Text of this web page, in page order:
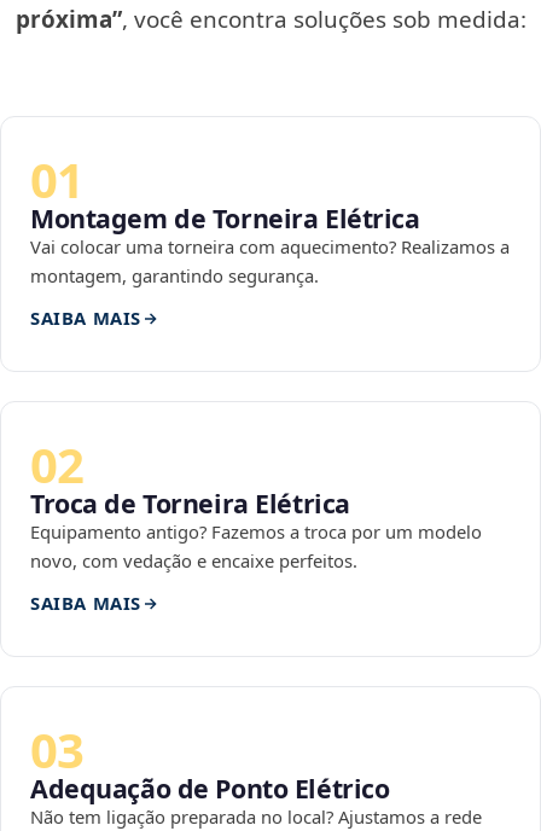
próxima”, você encontra soluções sob medida:
01
Montagem de Torneira Elétrica
Vai colocar uma torneira com aquecimento? Realizamos a
montagem, garantindo segurança.
SAIBA MAIS
02
Troca de Torneira Elétrica
Equipamento antigo? Fazemos a troca por um modelo
novo, com vedação e encaixe perfeitos.
SAIBA MAIS
03
Adequação de Ponto Elétrico
Não tem ligação preparada no local? Ajustamos a rede